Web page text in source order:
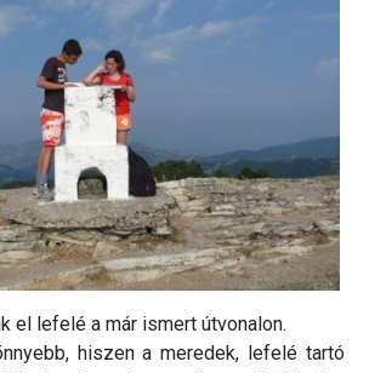
el lefelé a már ismert útvonalon.
hiszen a meredek, lefelé tartó